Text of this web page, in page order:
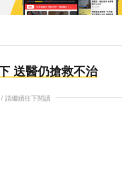
送醫仍搶救不治
請繼續往下閱讀